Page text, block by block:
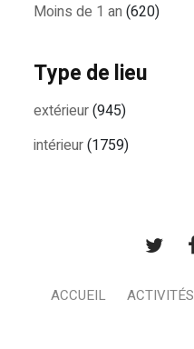
Moins de 1 an (620)
Type de lieu
extérieur(945)
intérieur(1759)
ACCUEIL ACTIVITÉS